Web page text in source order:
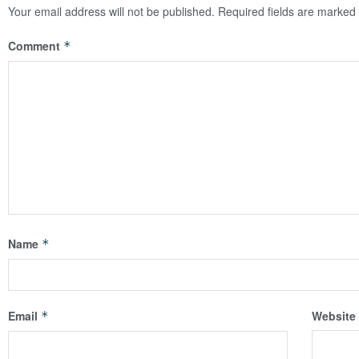
Your email address will not be published. Required fields are marked
Comment *
Name *
Email * Website